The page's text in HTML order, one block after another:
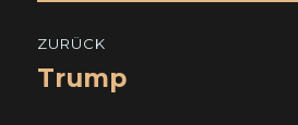
ZURÜCK
Vorheriger
Trump